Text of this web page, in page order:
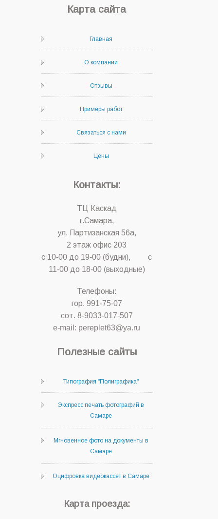
Карта сайта
Главная
О компании
Отзывы
Примеры работ
Связаться с нами
Цены
Контакты:
ТЦ Каскад
г.Самара,
ул. Партизанская 56а,
2 этаж офис 203
с 10-00 до 19-00 (будни), с
11-00 до 18-00 (выходные)
Телефоны:
гор. 991-75-07
сот. 8-9033-017-507
e-mail: pereplet63@ya.ru
Полезные сайты
Типография "Полиграфика"
Экспресс печать фотографий в
Самаре
Мгновенное фото на документы в
Самаре
Оцифровка видеокассет в Самаре
Карта проезда: